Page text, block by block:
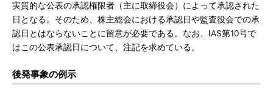
実質的な公表の承認権限者（主に取締役会）によって承認された
日となる。そのため、株主総会における承認日や監査役会での承
認日とはならないことに留意が必要である。なお、IAS第10号で
はこの公表承認日について、注記を求めている。
後発事象の例示